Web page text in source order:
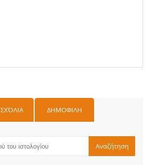
ΣΧΌΛΙΑ ΔΗΜΟΦΙΛΗ